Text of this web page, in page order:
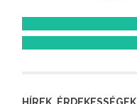
HÍREK, ÉRDEKESSÉGEK